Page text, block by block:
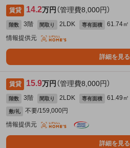
賃貸 14.2万円 （管理費8,000円）
階数 3階 間取り 2LDK 専有面積 61.74㎡
情報提供元
詳細を見る
賃貸 15.9万円 （管理費8,000円）
階数 3階 間取り 2LDK 専有面積 61.49㎡
敷/礼
不要/159,000円
情報提供元
詳細を見る